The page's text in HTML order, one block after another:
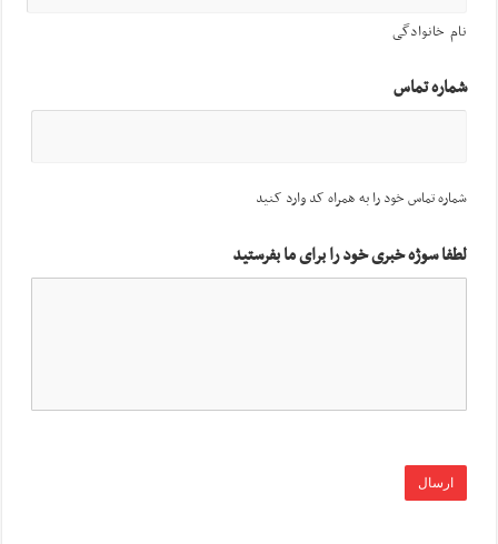
نام خانوادگی
شماره تماس
شماره تماس خود را به همراه کد وارد کنید
لطفا سوژه خبری خود را برای ما بفرستید